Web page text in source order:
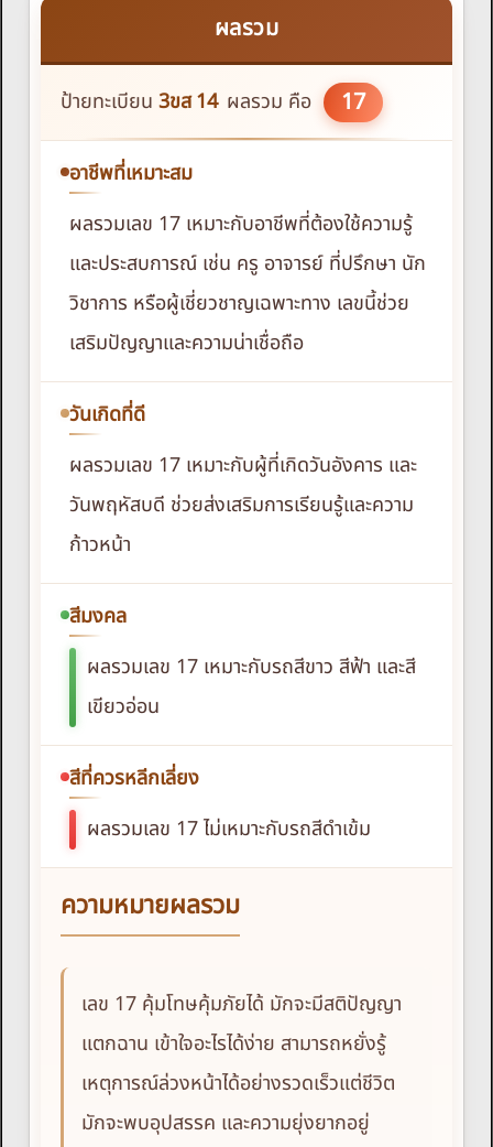
ผลรวม
ป้ายทะเบียน 3ขส14 ผลรวม คือ 17
อาชีพที่เหมาะสม
ผลรวมเลข 17 เหมาะกับอาชีพที่ต้องใช้ความรู้
และประสบการณ์ เช่น ครู อาจารย์ ที่ปรึกษา นัก
วิชาการ หรือผู้เชี่ยวชาญเฉพาะทาง เลขนี้ช่วย
เสริมปัญญาและความน่าเชื่อถือ
วันเกิดที่ดี
ผลรวมเลข 17 เหมาะกับผู้ที่เกิดวันอังคาร และ
วันพฤหัสบดี ช่วยส่งเสริมการเรียนรู้และความ
ก้าวหน้า
สีมงคล
ผลรวมเลข 17 เหมาะกับรถสีขาว สีฟ้า และสี
เขียวอ่อน
สีที่ควรหลีกเลี่ยง
ผลรวมเลข 17 ไม่เหมาะกับรถสีดำเข้ม
ความหมายผลรวม
เลข 17 คุ้มโทษคุ้มภัยได้ มักจะมีสติปัญญา
แตกฉาน เข้าใจอะไรได้ง่าย สามารถหยั่งรู้
เหตุการณ์ล่วงหน้าได้อย่างรวดเร็วแต่ชีวิต
มักจะพบอุปสรรค และความยุ่งยากอยู่